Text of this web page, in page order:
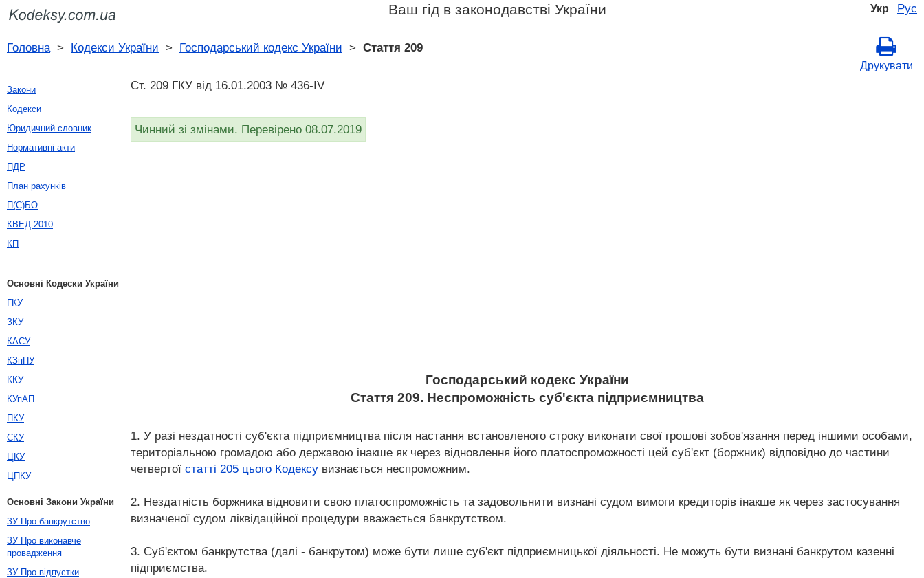
Укр Рус
Ваш гід в законодавстві України
Головна> Кодекси України > Господарський кодекс України > Стаття 209
Друкувати
Ст. 209 ГКУ від 16.01.2003 № 436-IV
Чинний зі змінами. Перевірено 08.07.2019
Господарський кодекс України
Стаття 209. Неспроможність суб'єкта підприємництва
1. У разі нездатності суб'єкта підприємництва після настання встановленого строку виконати свої грошові зобов'язання перед іншими особами,
територіальною громадою або державою інакше як через відновлення його платоспроможності цей суб'єкт (боржник) відповідно до частини
четвертої статті 205 цього Кодексу визнається неспроможним.
2. Нездатність боржника відновити свою платоспроможність та задовольнити визнані судом вимоги кредиторів інакше як через застосування
визначеної судом ліквідаційної процедури вважається банкрутством.
3. Суб'єктом банкрутства (далі - банкрутом) може бути лише суб'єкт підприємницької діяльності. Не можуть бути визнані банкрутом казенні
підприємства.
Закони
Кодекси
Юридичний словник
Нормативні акти
ПДР
План рахунків
П(С)БО
КВЕД-2010
КП
Основні Кодески України
ГКУ
ЗКУ
КАСУ
КЗпПУ
ККУ
КУпАП
ПКУ
СКУ
ЦКУ
ЦПКУ
Основні Закони України
ЗУ Про банкрутство
ЗУ Про виконавче
провадження
ЗУ Про відпустки